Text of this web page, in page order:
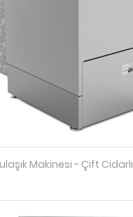
Makinesi - Çift Cidarlı